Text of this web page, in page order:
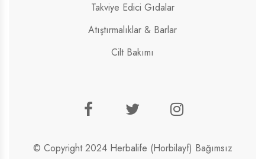
Takviye Edici Gıdalar
Atıştırmalıklar & Barlar
Cilt Bakımı
© Copyright 2024 Herbalife (Horbilayf) Bağımsız